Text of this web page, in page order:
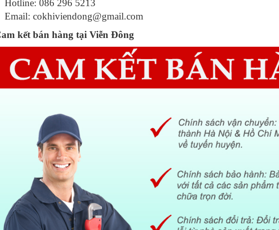
Hotline: 086 296 5213
Email: cokhiviendong@gmail.com
kết bán hàng tại Viễn Đông